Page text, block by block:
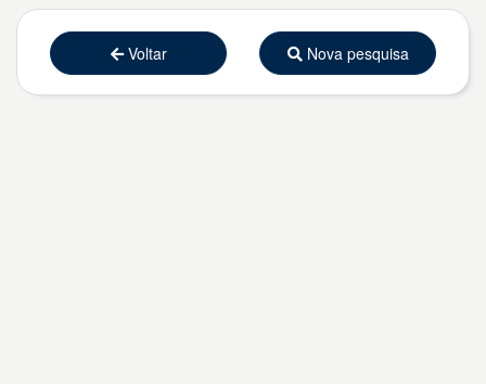
Voltar Nova pesquisa